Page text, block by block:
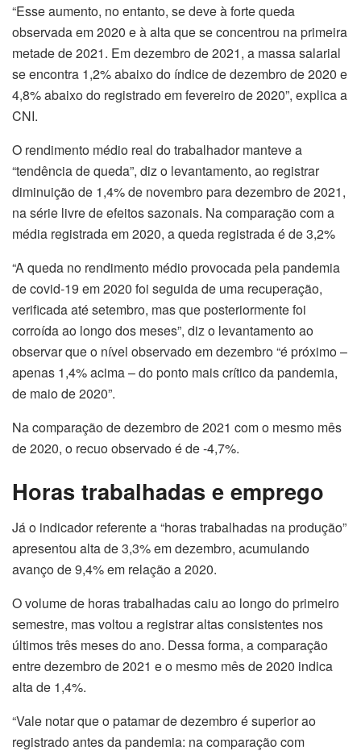
“Esse aumento, no entanto, se deve à forte queda
observada em 2020 e à alta que se concentrou na primeira
metade de 2021. Em dezembro de 2021, a massa salarial
se encontra 1,2% abaixo do índice de dezembro de 2020 e
4,8% abaixo do registrado em fevereiro de 2020”, explica a
CNI.
O rendimento médio real do trabalhador manteve a
“tendência de queda”, diz o levantamento, ao registrar
diminuição de 1,4% de novembro para dezembro de 2021,
na série livre de efeitos sazonais. Na comparação com a
média registrada em 2020, a queda registrada é de 3,2%
“A queda no rendimento médio provocada pela pandemia
de covid-19 em 2020 foi seguida de uma recuperação,
verificada até setembro, mas que posteriormente foi
corroída ao longo dos meses”, diz o levantamento ao
observar que o nível observado em dezembro “é próximo –
apenas 1,4% acima – do ponto mais crítico da pandemia,
de maio de 2020”.
Na comparação de dezembro de 2021 com o mesmo mês
de 2020, o recuo observado é de -4,7%.
Horas trabalhadas e emprego
Já o indicador referente a “horas trabalhadas na produção”
apresentou alta de 3,3% em dezembro, acumulando
avanço de 9,4% em relação a 2020.
O volume de horas trabalhadas caiu ao longo do primeiro
semestre, mas voltou a registrar altas consistentes nos
últimos três meses do ano. Dessa forma, a comparação
entre dezembro de 2021 e o mesmo mês de 2020 indica
alta de 1,4%.
“Vale notar que o patamar de dezembro é superior ao
registrado antes da pandemia: na comparação com